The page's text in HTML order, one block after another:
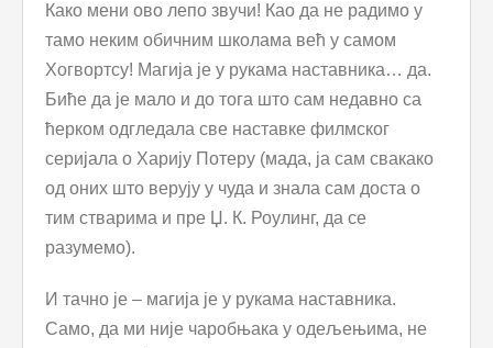
Како мени ово лепо звучи! Као да не радимо у
тамо неким обичним школама већ у самом
Хогвортсу! Магија је у рукама наставника… да.
Биће да је мало и до тога што сам недавно са
ћерком одгледала све наставке филмског
серијала о Харију Потеру (мада, ја сам свакако
од оних што верују у чуда и знала сам доста о
тим стварима и пре Џ. К. Роулинг, да се
разумемо).
И тачно је – магија је у рукама наставника.
Само, да ми није чаробњака у одељењима, не